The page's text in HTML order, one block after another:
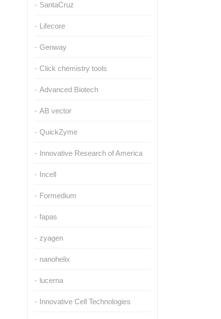
SantaCruz
Lifecore
Genway
Click chemistry tools
Advanced Biotech
AB vector
QuickZyme
Innovative Research of America
Incell
Formedium
fapas
zyagen
nanohelix
lucerna
Innovative Cell Technologies